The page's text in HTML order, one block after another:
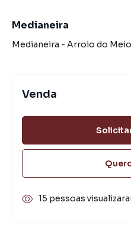
Medianeira
Medianeira - Arroio do Meio
Venda
15 pessoas